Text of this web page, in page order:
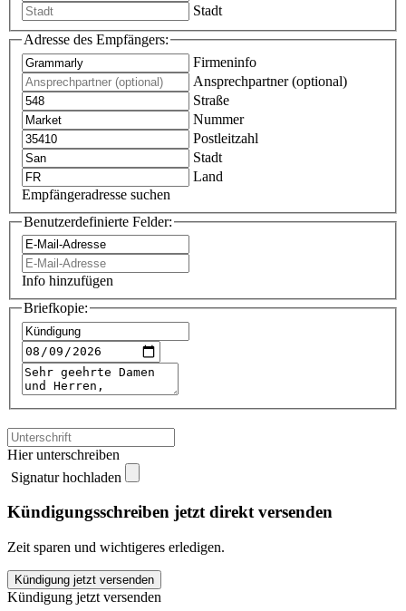
Stadt
Adresse des Empfängers:
Firmeninfo
Ansprechpartner (optional)
Straße
Nummer
Postleitzahl
Stadt
Land
Empfängeradresse suchen
Benutzerdefinierte Felder:
Info hinzufügen
Briefkopie:
Hier unterschreiben
Signatur hochladen
Kündigungsschreiben jetzt direkt versenden
Zeit sparen und wichtigeres erledigen.
Grammarly
kündigen
Kündigung jetzt versenden
Kündigung jetzt versenden